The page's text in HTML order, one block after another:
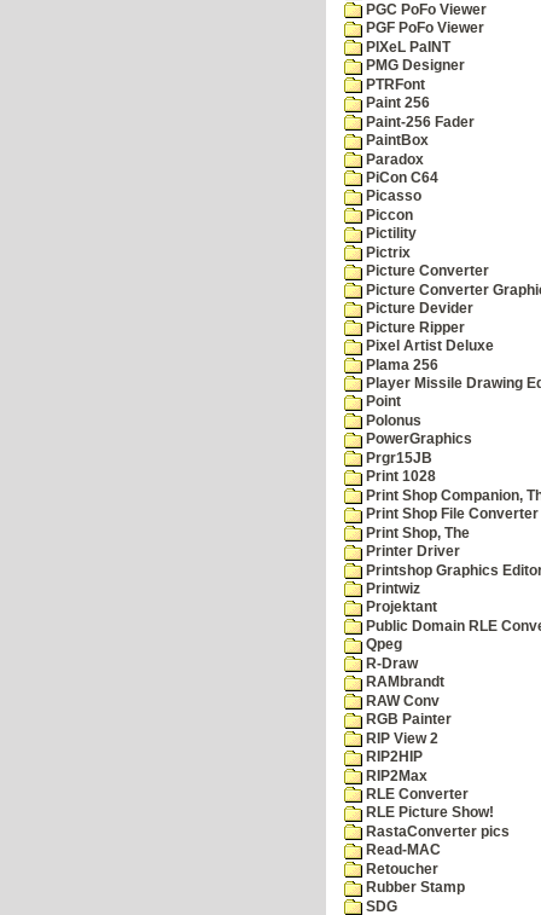
PGC PoFo Viewer
PGF PoFo Viewer
PIXeL PaINT
PMG Designer
PTRFont
Paint 256
Paint-256 Fader
PaintBox
Paradox
PiCon C64
Picasso
Piccon
Pictility
Pictrix
Picture Converter
Picture Converter
Picture Devider
Picture Ripper
Pixel Artist Deluxe
Plama 256
Player Missile Drawing
Point
Polonus
PowerGraphics
Prgr15JB
Print 1028
Print Shop Companion,
Print Shop File Converter
Print Shop, The
Printer Driver
Printshop Graphics
Printwiz
Projektant
Public Domain RLE
Qpeg
R-Draw
RAMbrandt
RAW Conv
RGB Painter
RIP View 2
RIP2HIP
RIP2Max
RLE Converter
RLE Picture Show!
RastaConverter pics
Read-MAC
Retoucher
Rubber Stamp
SDG